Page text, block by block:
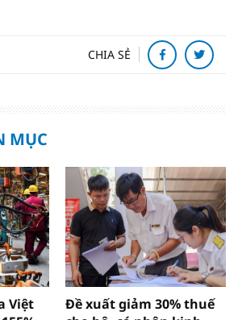
CHIA SẺ
MỤC
Việt
Đề xuất giảm 30% thuế